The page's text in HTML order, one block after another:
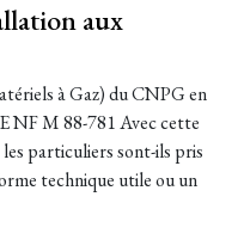
aux
à Gaz) du CNPG en
NF M 88-781 Avec cette
particuliers sont-ils pris
technique utile ou un